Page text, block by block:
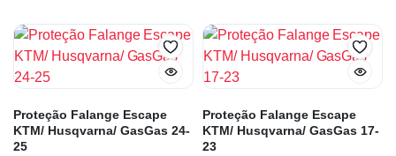
Proteção Falange Escape
KTM/ Husqvarna/ GasGas 24-
25
Proteção Falange Escape
KTM/ Husqvarna/ GasGas 17-
23